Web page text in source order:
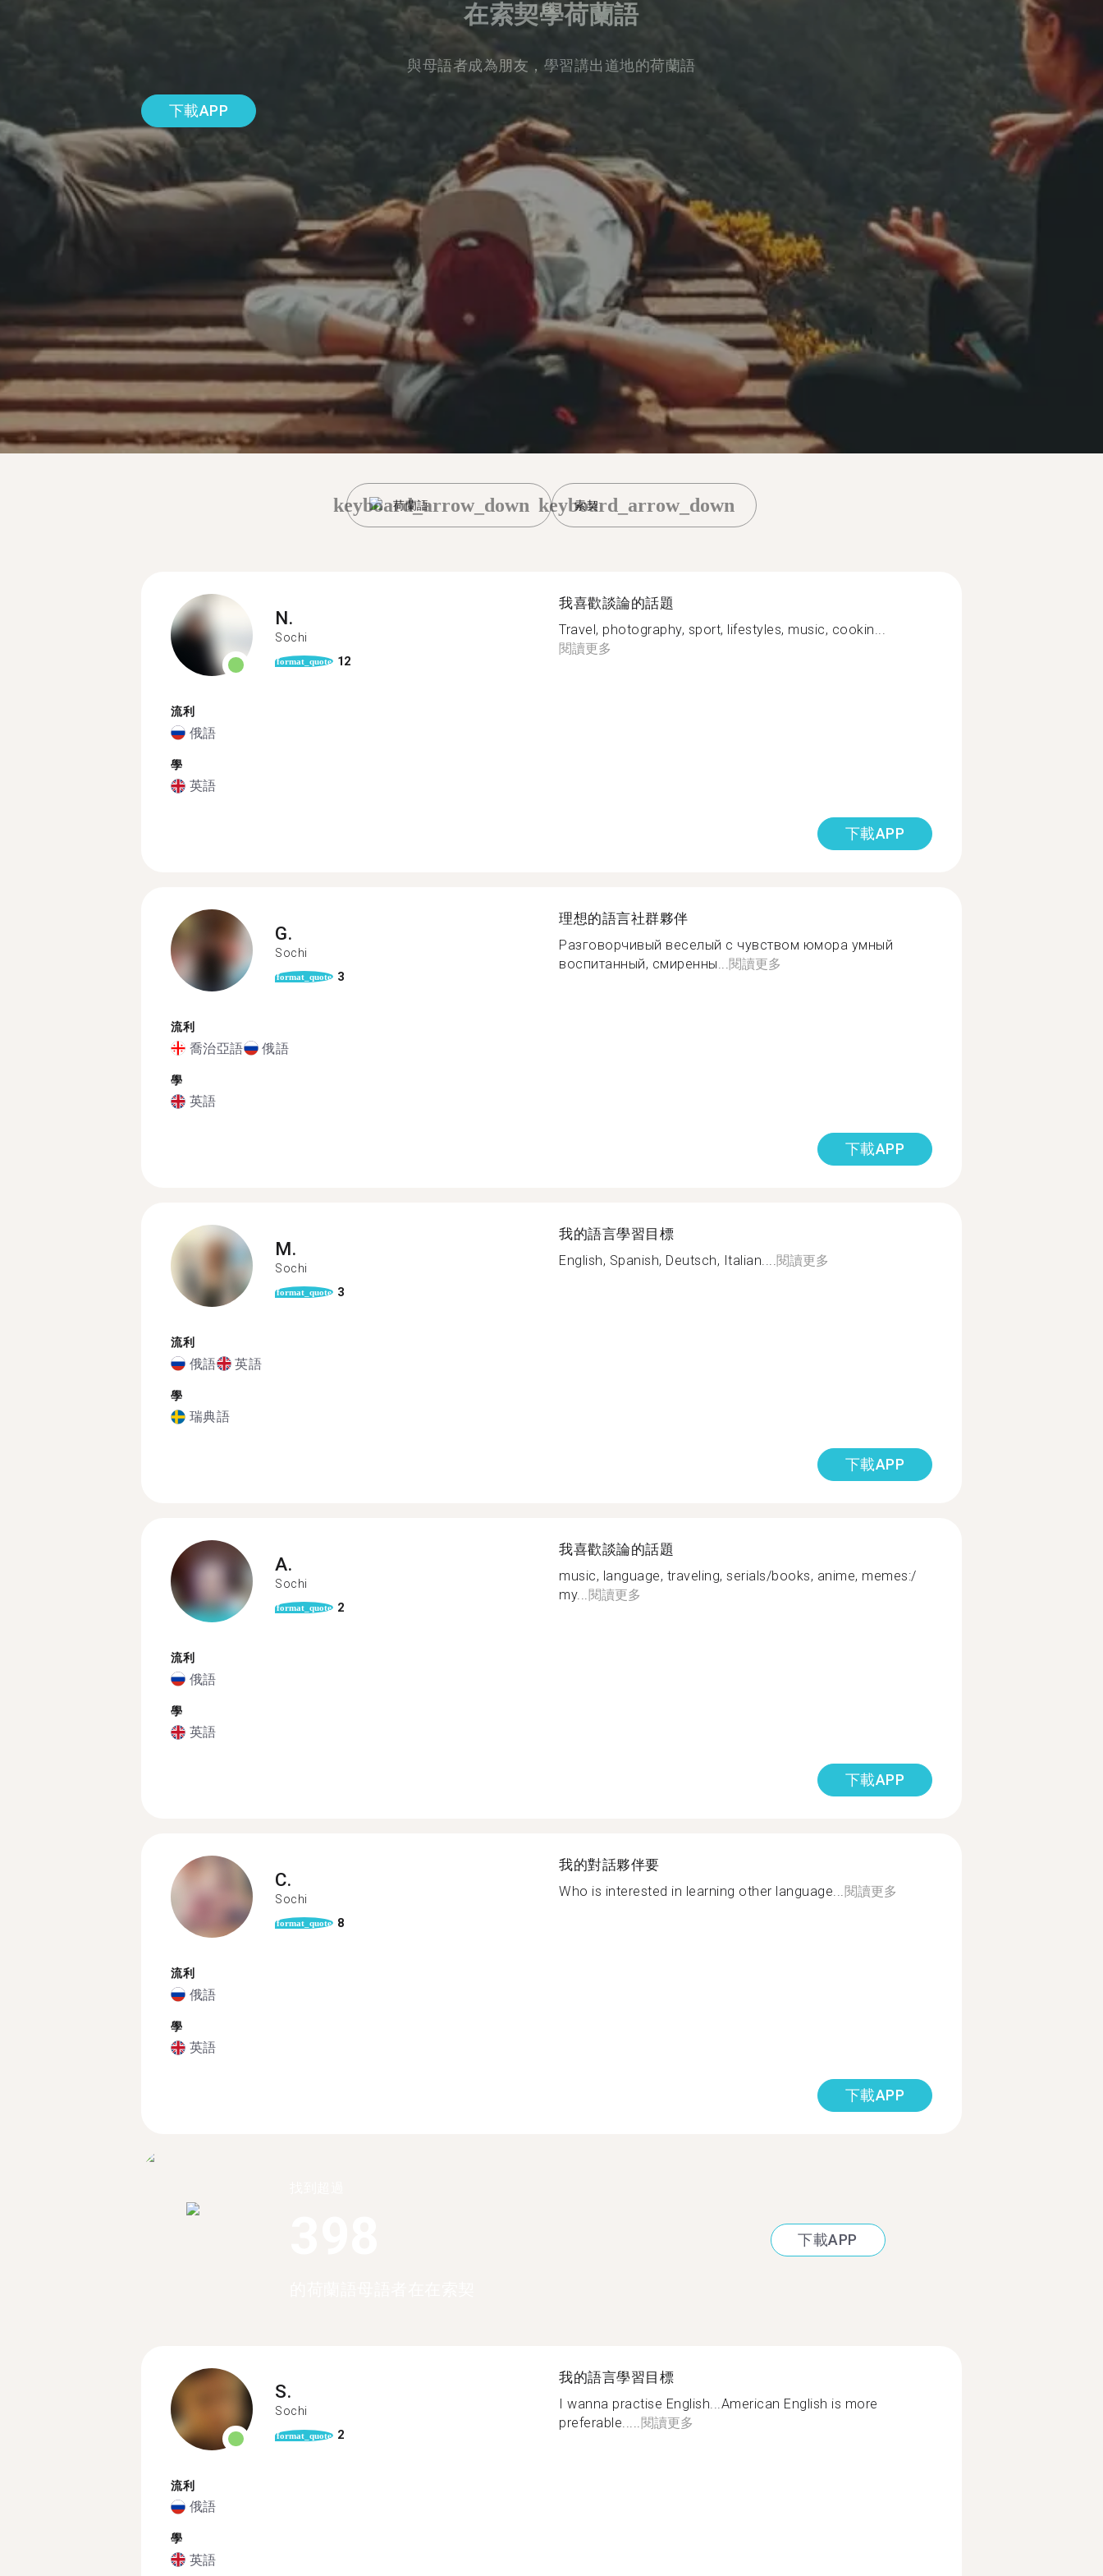
在索契學荷蘭語
與母語者成為朋友，學習講出道地的荷蘭語
下載APP
荷蘭語
keyboard_arrow_down 索契
keyboard_arrow_down
N.
Sochi
format_quote 12
流利
俄語
學
英語
我喜歡談論的話題
Travel, photography, sport, lifestyles, music, cookin...
閱讀更多
下載APP
G.
Sochi
format_quote 3
流利
喬治亞語 俄語
學
英語
理想的語言社群夥伴
Разговорчивый веселый с чувством юмора умный
воспитанный, смиренны...閱讀更多
下載APP
M.
Sochi
format_quote 3
流利
俄語 英語
學
瑞典語
我的語言學習目標
English, Spanish, Deutsch, Italian....閱讀更多
下載APP
A.
Sochi
format_quote 2
流利
俄語
學
英語
我喜歡談論的話題
music, language, traveling, serials/books, anime, memes:/
my...閱讀更多
下載APP
C.
Sochi
format_quote 8
流利
俄語
學
英語
我的對話夥伴要
Who is interested in learning other language...閱讀更多
下載APP
下載APP
S.
Sochi
format_quote 2
流利
俄語
學
英語
我的語言學習目標
I wanna practise English...American English is more
preferable..... 閱讀更多